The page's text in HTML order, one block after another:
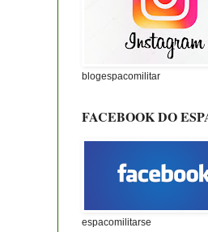
blogespacomilitar
FACEBOOK DO
espacomilitarse